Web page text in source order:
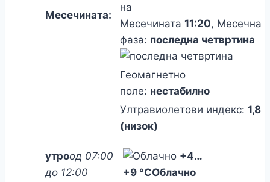
Месечината:
на
Месечината 11:20, Месечна
фаза: последна четвртина
Геомагнетно
поле: нестабилно
Ултравиолетови индекс: 1,8
(низок)
утроод 07:00
до 12:00
+4…
+9 °CОблачно